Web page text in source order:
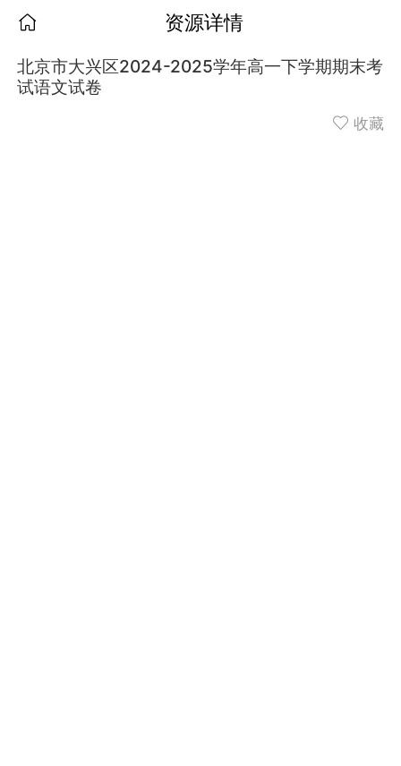
资源详情
北京市大兴区2024-2025学年高一下学期期末考
试语文试卷
收藏